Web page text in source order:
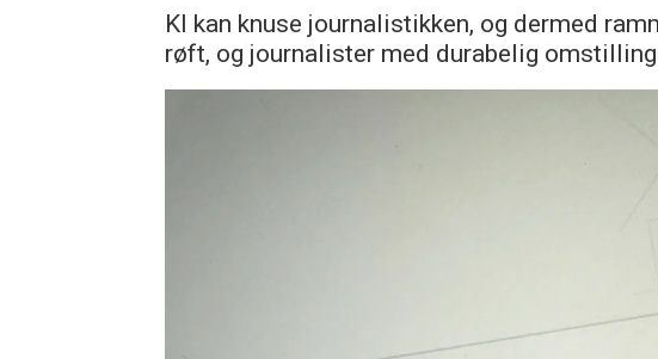
KI kan knuse journalistikken, og dermed
røft, og journalister med durabelig